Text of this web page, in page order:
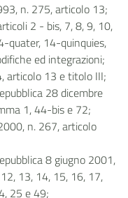
n. 275, articolo 13;
2 - bis, 7, 8, 9, 10,
quater, 14-quinquies,
ed integrazioni;
articolo 13 e titolo III;
28 dicembre
1, 44-bis e 72;
n. 267, articolo
8 giugno 2001,
13, 14, 15, 16, 17,
25 e 49;